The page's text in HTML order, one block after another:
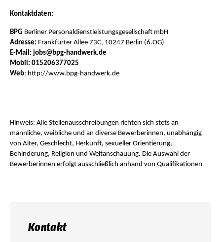
Kontaktdaten:
BPG Berliner Personaldienstleistungsgesellschaft mbH
Adresse: Frankfurter Allee 73C, 10247 Berlin (6.OG)
E-Mail: jobs@bpg-handwerk.de
Mobil: 015206377025
Web: http://www.bpg-handwerk.de
Hinweis: Alle Stellenausschreibungen richten sich stets an
männliche, weibliche und an diverse Bewerberinnen, unabhängig
von Alter, Geschlecht, Herkunft, sexueller Orientierung,
Behinderung, Religion und Weltanschauung. Die Auswahl der
Bewerberinnen erfolgt ausschließlich anhand von Qualifikationen
Kontakt